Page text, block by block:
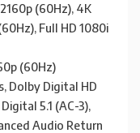
(60Hz), 4K
Full HD 1080i
(60Hz)
Dolby Digital HD
5.1 (AC-3),
Audio Return